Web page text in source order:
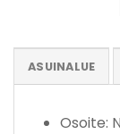
ASUINALUE
Osoite: